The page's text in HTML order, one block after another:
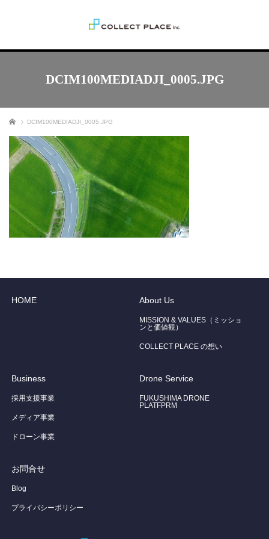
DCIM100MEDIADJI_0005.JPG
ホーム DCIM100MEDIADJI_0005.JPG
HOME About Us
MISSION & VALUES（ミッショ
ンと価値観）
COLLECT PLACE の想い
Business
採用支援事業
メディア事業
ドローン事業
Drone Service
FUKUSHIMA DRONE
PLATFPRM
お問合せ
Blog
プライバシーポリシー